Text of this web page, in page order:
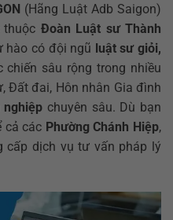
(Hãng Luật Adb Saigon)
Đoàn Luật sư Thành
hào có đội ngũ luật sư giỏi,
sâu rộng trong nhiều
Đất đai, Hôn nhân Gia đình
nghiệp chuyên sâu. Dù bạn
cả các Phường Chánh Hiệp,
cấp dịch vụ tư vấn pháp lý